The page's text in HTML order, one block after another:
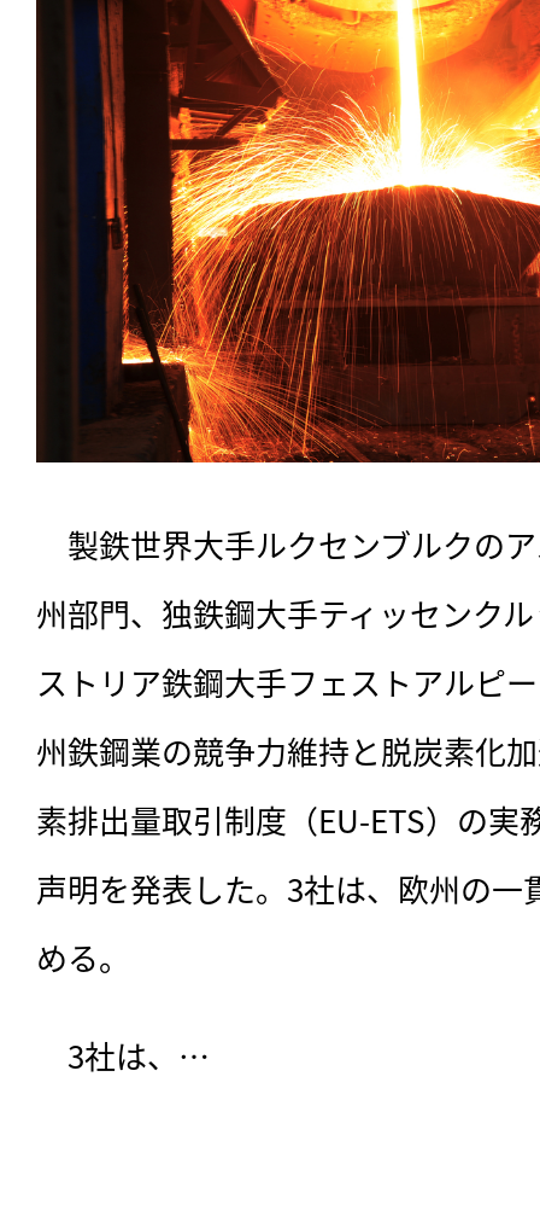
製鉄世界大手ルクセンブルクの
州部門、独鉄鋼大手ティッセンク
ストリア鉄鋼大手フェストアルピ
州鉄鋼業の競争力維持と脱炭素化
素排出量取引制度（EU-ETS）の実
声明を発表した。3社は、欧州の
める。
3社は、…